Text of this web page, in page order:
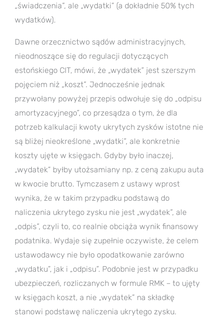
„świadczenia”, ale „wydatki” (a dokładnie 50% tych
wydatków).
Dawne orzecznictwo sądów administracyjnych,
nieodnoszące się do regulacji dotyczących
estońskiego CIT, mówi, że „wydatek” jest szerszym
pojęciem niż „koszt”. Jednocześnie jednak
przywołany powyżej przepis odwołuje się do „odpisu
amortyzacyjnego”, co przesądza o tym, że dla
potrzeb kalkulacji kwoty ukrytych zysków istotne nie
są bliżej nieokreślone „wydatki”, ale konkretnie
koszty ujęte w księgach. Gdyby było inaczej,
„wydatek” byłby utożsamiany np. z ceną zakupu auta
w kwocie brutto. Tymczasem z ustawy wprost
wynika, że w takim przypadku podstawą do
naliczenia ukrytego zysku nie jest „wydatek”, ale
„odpis”, czyli to, co realnie obciąża wynik finansowy
podatnika. Wydaje się zupełnie oczywiste, że celem
ustawodawcy nie było opodatkowanie zarówno
„wydatku”, jak i „odpisu”. Podobnie jest w przypadku
ubezpieczeń, rozliczanych w formule RMK – to ujęty
w księgach koszt, a nie „wydatek” na składkę
stanowi podstawę naliczenia ukrytego zysku.